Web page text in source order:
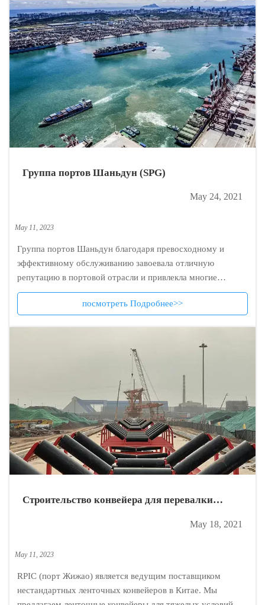
Группа портов Шаньдун (SPG)
May 24, 2021
May 11, 2023
Группа портов Шаньдун благодаря превосходному и
эффективному обслуживанию завоевала отличную
репутацию в портовой отрасли и привлекла многие
судоходные компании к открытию большего количества
посмотреть Подробнее>>
Строительство конвейера для перевалки
May 18, 2021
May 11, 2023
RPIC (порт Жижао) является ведущим поставщиком
нестандартных ленточных конвейеров в Китае. Мы